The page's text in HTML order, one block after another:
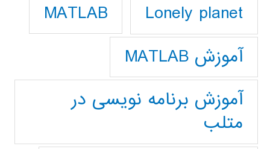
Lonely planet
MATLAB
آموزش MATLAB
آموزش برنامه نویسی در
متلب